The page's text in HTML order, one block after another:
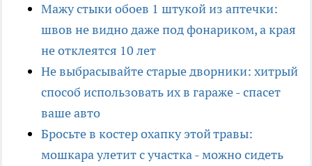
Мажу стыки обоев 1 штукой из аптечки:
швов не видно даже под фонариком, а края
не отклеятся 10 лет
Не выбрасывайте старые дворники: хитрый
способ использовать их в гараже - спасет
ваше авто
Бросьте в костер охапку этой травы:
мошкара улетит с участка - можно сидеть